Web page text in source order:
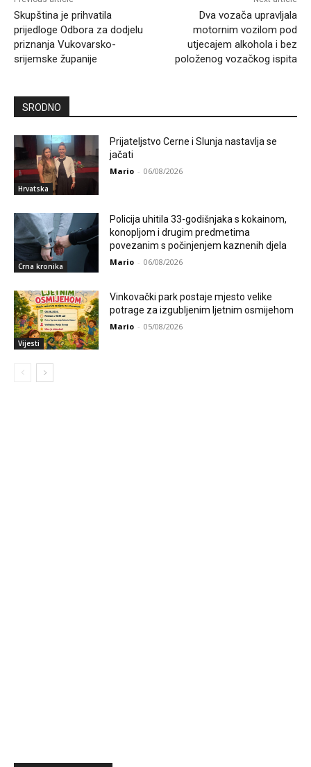
Skupština je prihvatila
prijedloge Odbora za dodjelu
priznanja Vukovarsko-
srijemske županije
Dva vozača upravljala
motornim vozilom pod
utjecajem alkohola i bez
položenog vozačkog ispita
SRODNO
Hrvatska
Prijateljstvo Cerne i Slunja nastavlja se
jačati
Mario - 06/08/2026
Crna kronika
Policija uhitila 33-godišnjaka s kokainom,
konopljom i drugim predmetima
povezanim s počinjenjem kaznenih djela
Mario - 06/08/2026
Vijesti
Vinkovački park postaje mjesto velike
potrage za izgubljenim ljetnim osmijehom
Mario - 05/08/2026